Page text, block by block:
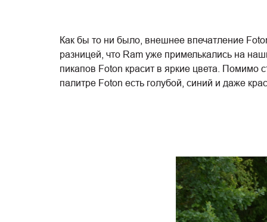
Как бы то ни было, внешнее впечатление
разницей, что Ram уже примелькались на
пикапов Foton красит в яркие цвета. Помимо
палитре Foton есть голубой, синий и даже